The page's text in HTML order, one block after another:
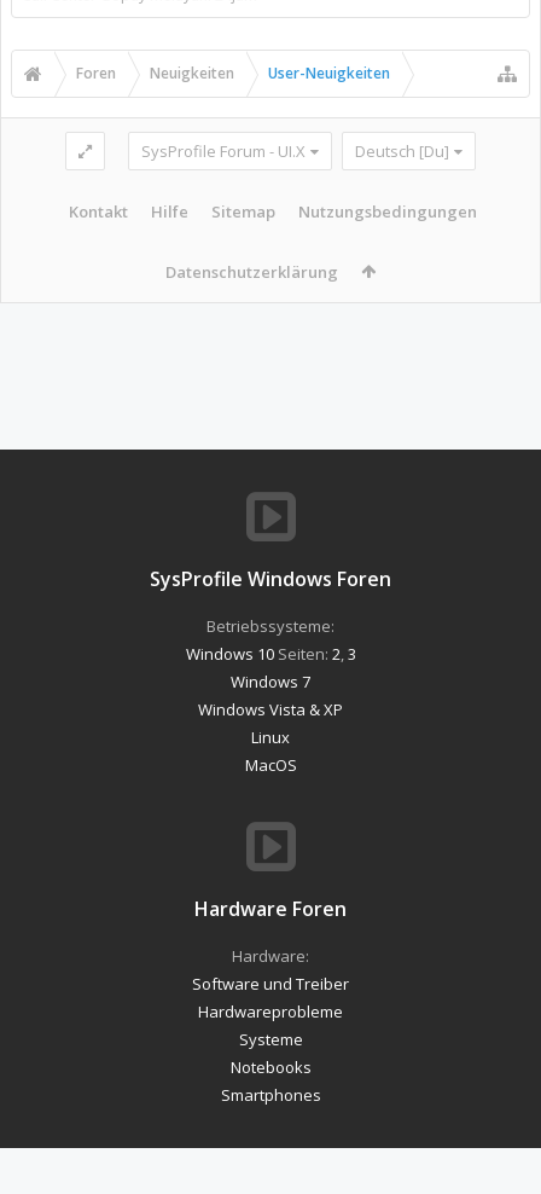
Foren Neuigkeiten User-Neuigkeiten
SysProfile Forum - UI.X Deutsch [Du]
Kontakt Hilfe Sitemap Nutzungsbedingungen
Datenschutzerklärung
SysProfile Windows Foren
Betriebssysteme:
Windows 10Seiten: 2 3
Windows 7
Windows Vista & XP
Linux
MacOS
Hardware Foren
Hardware:
Software und Treiber
Hardwareprobleme
Systeme
Notebooks
Smartphones